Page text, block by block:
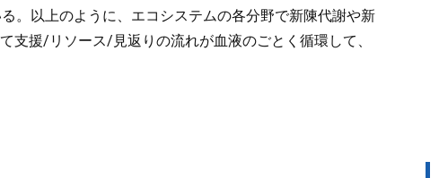
。以上のように、エコシステムの各分野で新陳代謝や新
支援/リソース/見返りの流れが血液のごとく循環して、